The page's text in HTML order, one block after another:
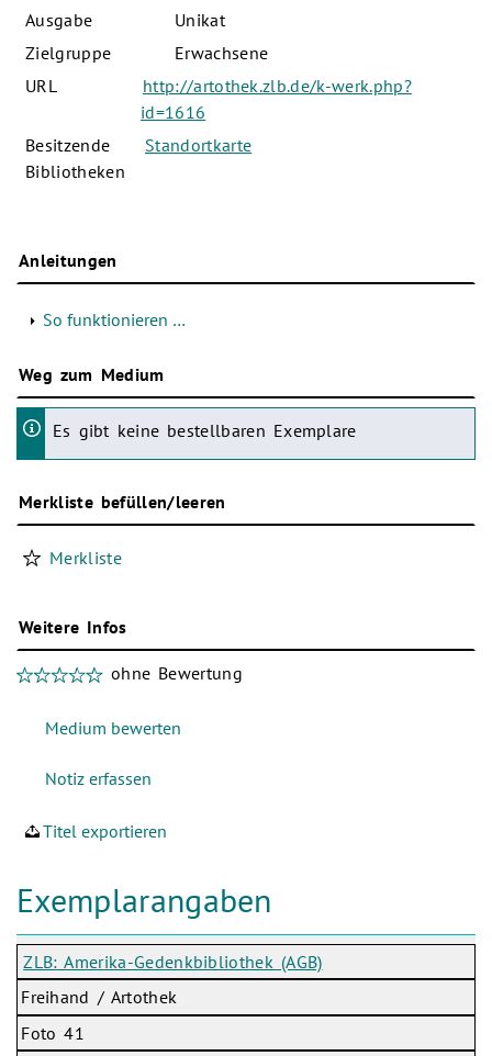
Ausgabe
Unikat
Zielgruppe
Erwachsene
URL
http://artothek.zlb.de/k-werk.php?
id=1616
Besitzende
Bibliotheken
Standortkarte
Anleitungen
So funktionieren …
Weg zum Medium
Es gibt keine bestellbaren Exemplare
Merkliste befüllen/leeren
Merkliste
Weitere Infos
ohne Bewertung
Titel exportieren
Exemplarangaben
ZLB: Amerika-Gedenkbibliothek (AGB)
Freihand / Artothek
Foto 41